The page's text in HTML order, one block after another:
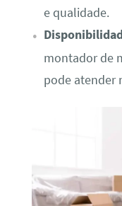
e qualidade.
montador de
pode atender